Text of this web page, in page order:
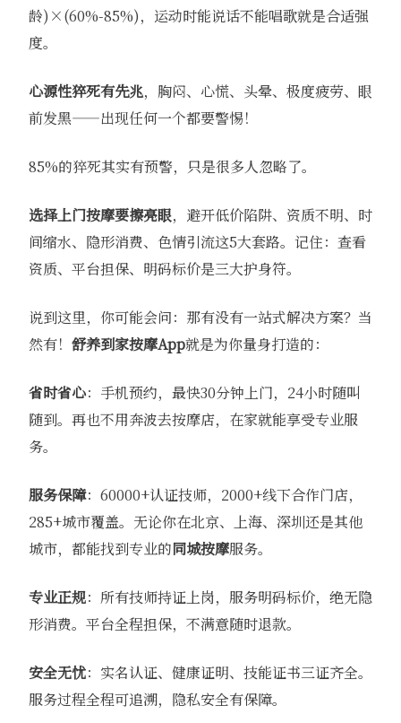
龄)×(60%-85%)，运动时能说话不能唱歌就是合适强
度。
心源性猝死有先兆，胸闷、心慌、头晕、极度疲劳、眼
前发黑——出现任何一个都要警惕！
85%的猝死其实有预警，只是很多人忽略了。
选择上门按摩要擦亮眼，避开低价陷阱、资质不明、时
间缩水、隐形消费、色情引流这5大套路。记住：查看
资质、平台担保、明码标价是三大护身符。
说到这里，你可能会问：那有没有一站式解决方案？当
然有！ 舒养到家按摩App就是为你量身打造的：
省时省心：手机预约，最快30分钟上门，24小时随叫
随到。再也不用奔波去按摩店，在家就能享受专业服
务。
服务保障：60000+认证技师，2000+线下合作门店，
285+城市覆盖。无论你在北京、上海、深圳还是其他
城市，都能找到专业的同城按摩服务。
专业正规：所有技师持证上岗，服务明码标价，绝无隐
形消费。平台全程担保，不满意随时退款。
安全无忧：实名认证、健康证明、技能证书三证齐全。
服务过程全程可追溯，隐私安全有保障。